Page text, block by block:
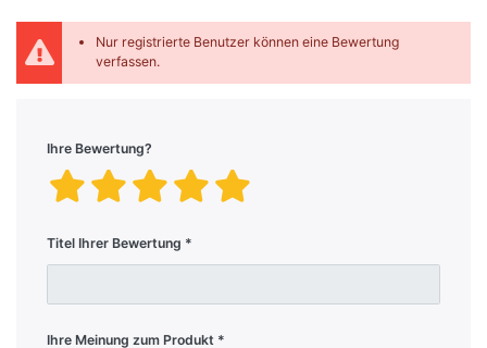
Nur registrierte Benutzer können eine Bewertung
verfassen.
Ihre Bewertung?
Titel Ihrer Bewertung
Ihre Meinung zum Produkt